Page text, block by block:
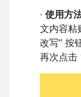
· 使用方
文内容粘
改写” 按
再次点击